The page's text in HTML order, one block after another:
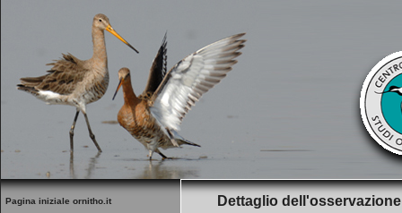
Pagina iniziale ornitho.it Dettaglio dell'osservazione